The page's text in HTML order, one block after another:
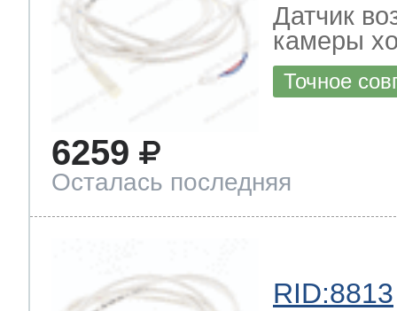
Датчик
камеры
Точное
6259
Осталась последняя
RID:8813